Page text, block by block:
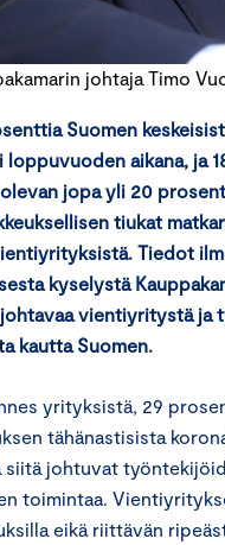
johtaja Timo
Suomen
loppuvuoden aikana, ja
jopa yli 20
tiukat
Tiedot
kyselystä
vientiyritystä
kautta Suomen.
yrityksistä, 29
tähänastisista
siitä johtuvat
toimintaa.
eikä riittävän